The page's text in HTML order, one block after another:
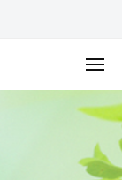
メ
ュ
ー